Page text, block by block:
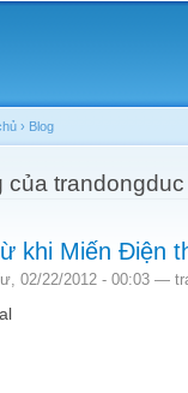
here
› Blog
của trandongduc
khi Miến Điện
02/22/2012 - 00:03 —